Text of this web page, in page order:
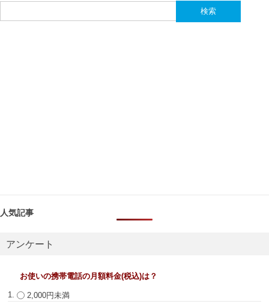
索:
人気記事
アンケート
お使いの携帯電話の月額料金(税込)は？
2,000円未満